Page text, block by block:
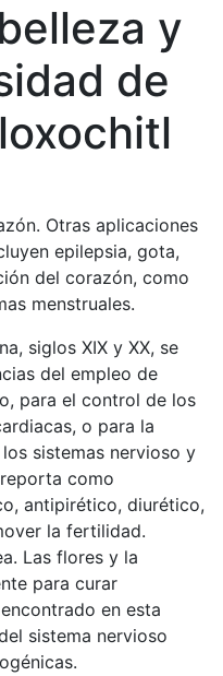
y
de
Otras aplicaciones
epilepsia, gota,
del corazón, como
menstruales.
siglos XIX y XX, se
del empleo de
para el control de los
o para la
sistemas nervioso y
como
antipirético, diurético,
la fertilidad.
Las flores y la
para curar
en esta
sistema nervioso